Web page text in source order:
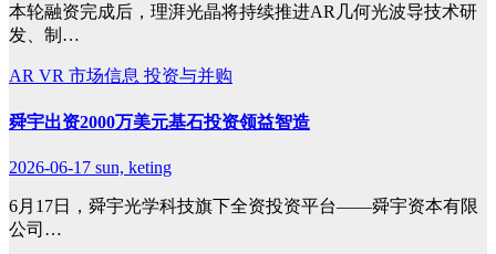
本轮融资完成后，理湃光晶将持续推进AR几何光波导技术研
发、制…
AR VR 市场信息 投资与并购
舜宇出资2000万美元基石投资领益智造
2026-06-17 sun, keting
6月17日，舜宇光学科技旗下全资投资平台——舜宇资本有限
公司…